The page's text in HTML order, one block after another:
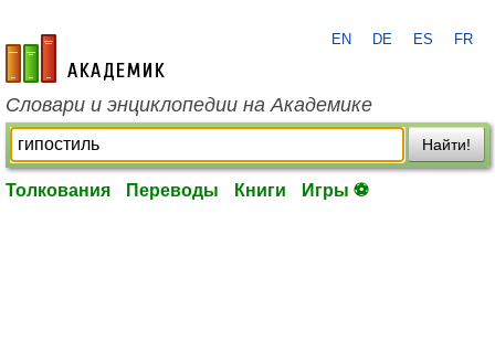
academic.ru
EN DE ES FR
Словари и энциклопедии на Академике
Найти!
Толкования Переводы Книги Игры ⚽